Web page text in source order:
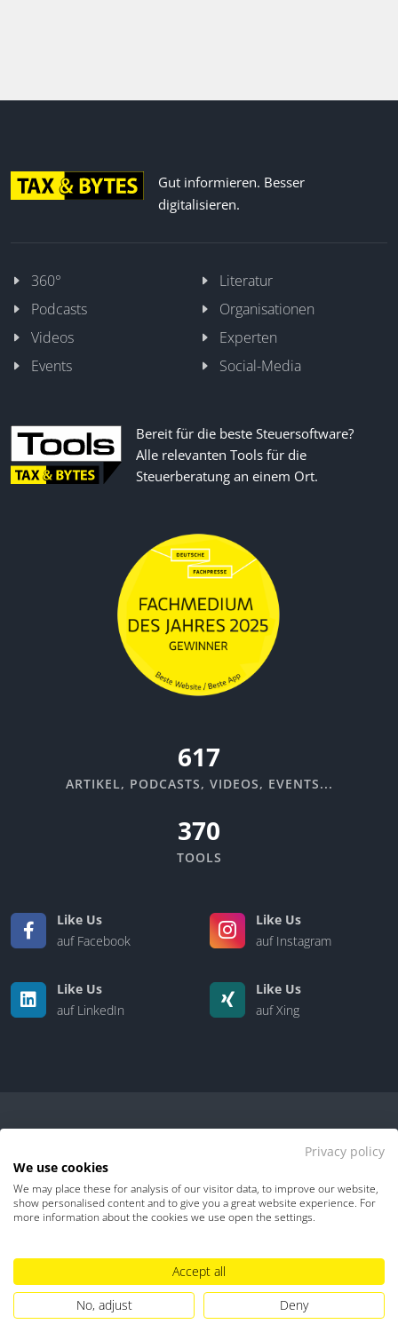
Gut informieren. Besser
digitalisieren.
360°
Literatur
Podcasts
Organisationen
Videos
Experten
Events
Social-Media
Bereit für die beste Steuersoftware?
Alle relevanten Tools für die
Steuerberatung an einem Ort.
670
ARTIKEL, PODCASTS, VIDEOS, EVENTS...
370
TOOLS
Like Us
auf Facebook
Like Us
auf Instagram
Like Us
auf LinkedIn
Like Us
auf Xing
Kontakt | Über uns
Impressum
Hinweisgebersystem
Umgang mit KI
Privacy policy
We use cookies
We may place these for analysis of our visitor data, to improve our website,
show personalised content and to give you a great website experience. For
more information about the cookies we use open the settings.
Accept all
No, adjust
Deny